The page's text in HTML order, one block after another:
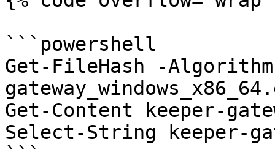
```powershell
Get-FileHash -Algorithm
Get-Content keeper-
Select-String keeper-
```